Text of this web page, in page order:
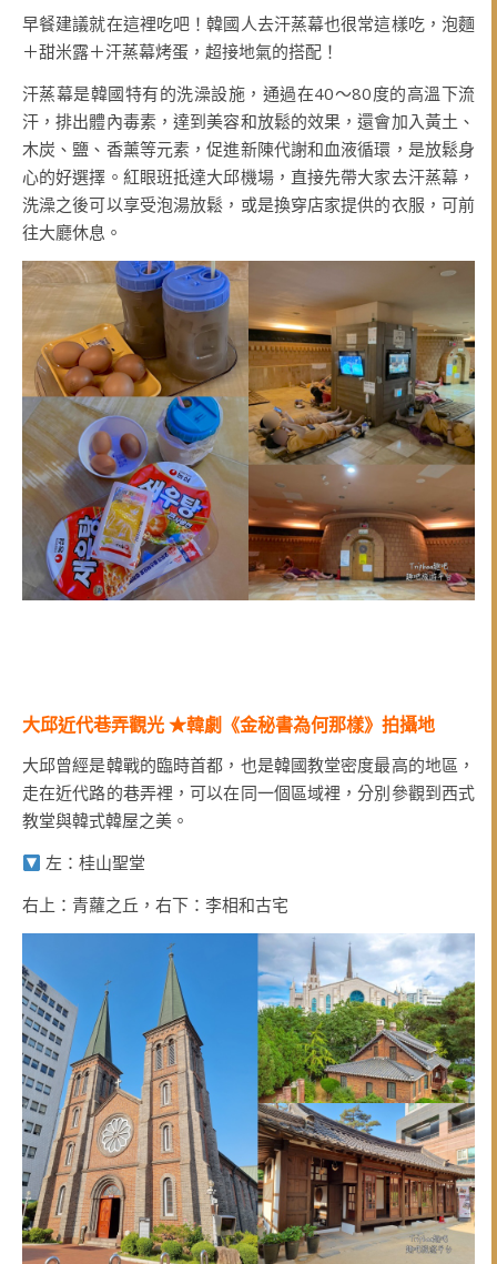
早餐建議就在這裡吃吧！韓國人去汗蒸幕也很常這樣吃，泡麵
＋甜米露＋汗蒸幕烤蛋，超接地氣的搭配！
汗蒸幕是韓國特有的洗澡設施，通過在40～80度的高溫下流
汗，排出體內毒素，達到美容和放鬆的效果，還會加入黃土、
木炭、鹽、香薰等元素，促進新陳代謝和血液循環，是放鬆身
心的好選擇。紅眼班抵達大邱機場，直接先帶大家去汗蒸幕，
洗澡之後可以享受泡湯放鬆，或是換穿店家提供的衣服，可前
往大廳休息。
大邱近代巷弄觀光★韓劇《金秘書為何那樣》拍攝地
大邱曾經是韓戰的臨時首都，也是韓國教堂密度最高的地區，
走在近代路的巷弄裡，可以在同一個區域裡，分別參觀到西式
教堂與韓式韓屋之美。
左：桂山聖堂
右上：青蘿之丘，右下：李相和古宅